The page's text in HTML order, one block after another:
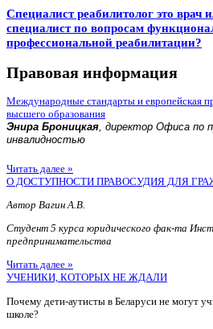
Специалист реабилитолог это врач
специалист по вопросам
профессиональной реабилитации?
Правовая информация
Международные стандарты и европейская
высшего образования
Энира Броницкая, директор Офиса по
инвалидностью
Читать далее »
О ДОСТУПНОСТИ ПРАВОСУДИЯ ДЛЯ
Автор Вагин А.В.
Студент 5 курса юридического фак-та
предпринимательства
Читать далее »
УЧЕНИКИ, КОТОРЫХ НЕ ЖДАЛИ
Почему дети-аутисты в Беларуси не могут
школе?